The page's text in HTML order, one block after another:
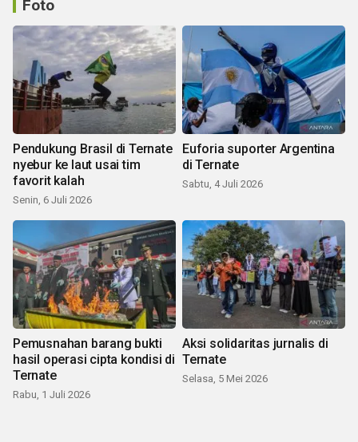
Foto
Pendukung Brasil di Ternate
nyebur ke laut usai tim
favorit kalah
Senin, 6 Juli 2026
Euforia suporter Argentina
di Ternate
Sabtu, 4 Juli 2026
Pemusnahan barang bukti
hasil operasi cipta kondisi di
Ternate
Rabu, 1 Juli 2026
Aksi solidaritas jurnalis di
Ternate
Selasa, 5 Mei 2026